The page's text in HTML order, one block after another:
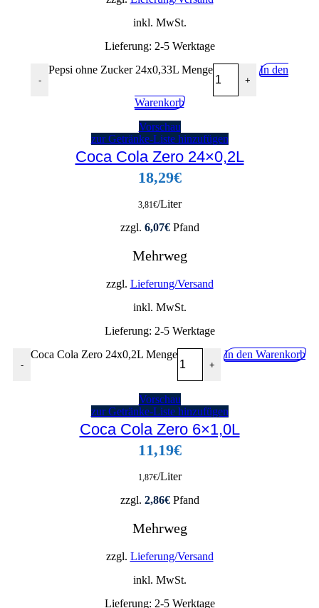
inkl. MwSt.
Lieferung: 2-5 Werktage
-
Pepsi ohne Zucker 24x0,33L Menge
+
In den
Warenkorb
Vorschau
zur Getränke-Liste hinzufügen
Coca Cola Zero 24×0,2L
18,29€
3,81€/Liter
zzgl. 6,07€Pfand
Mehrweg
zzgl. Lieferung/Versand
inkl. MwSt.
Lieferung: 2-5 Werktage
-
Coca Cola Zero 24x0,2L Menge
+
In den Warenkorb
Vorschau
zur Getränke-Liste hinzufügen
Coca Cola Zero 6×1,0L
11,19€
1,87€/Liter
zzgl. 2,86€Pfand
Mehrweg
zzgl. Lieferung/Versand
inkl. MwSt.
Lieferung: 2-5 Werktage